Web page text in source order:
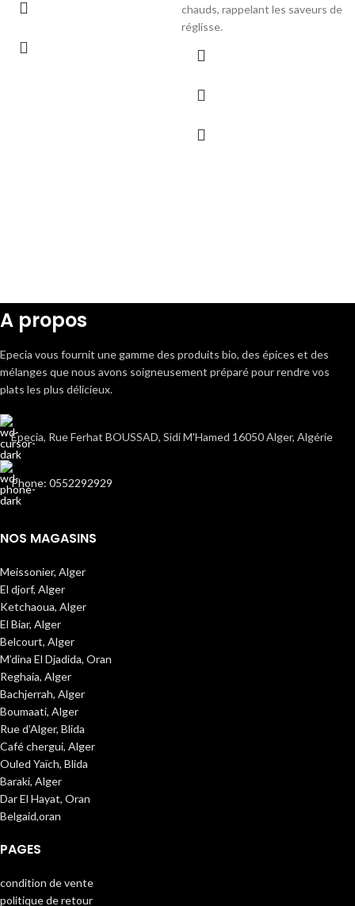
chauds, rappelant les saveurs de
réglisse.
A propos
Epecia vous fournit une gamme des produits bio, des épices et des
mélanges que nous avons soigneusement préparé pour rendre vos
plats les plus délicieux.
Epecia, Rue Ferhat BOUSSAD, Sidi M'Hamed 16050 Alger, Algérie
Phone: 0552292929
NOS MAGASINS
Meissonier, Alger
El djorf, Alger
Ketchaoua, Alger
El Biar, Alger
Belcourt, Alger
M’dina El Djadida, Oran
Reghaia, Alger
Bachjerrah, Alger
Boumaati, Alger
Rue d’Alger, Blida
Café chergui, Alger
Ouled Yaïch, Blida
Baraki, Alger
Dar El Hayat, Oran
Belgaid,oran
PAGES
condition de vente
politique de retour